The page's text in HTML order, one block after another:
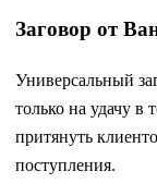
Заговор от
Универсальный
только на удачу в
притянуть
поступления.